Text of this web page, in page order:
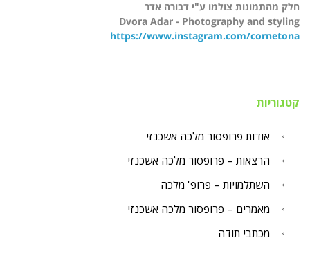
חלק מהתמונות צולמו ע"י דבורה אדר
Dvora Adar - Photography and styling
https://www.instagram.com/cornetona
קטגוריות
אודות פרופסור מלכה אשכנזי
הרצאות – פרופסור מלכה אשכנזי
השתלמויות – פרופ' מלכה
מאמרים – פרופסור מלכה אשכנזי
מכתבי תודה